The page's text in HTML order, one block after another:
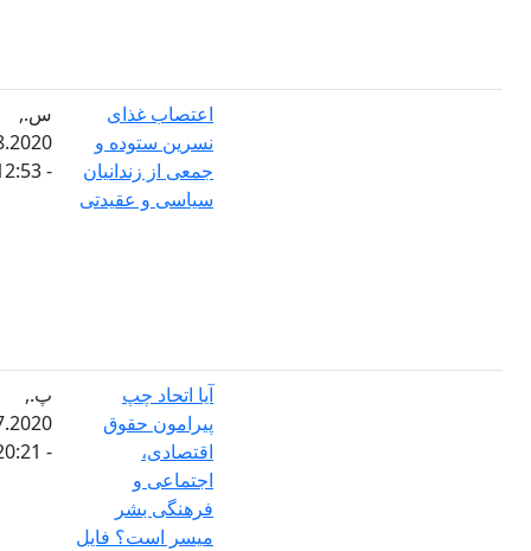
اعتصاب غذای
نسرین ستوده و
جمعی از زندانیان
سیاسی و عقیدتی
18.08.2020
- 12:53
آیا اتحاد چپ
پیرامون حقوق
اقتصادی،
اجتماعی و
فرهنگی بشر
میسر است؟ فایل
09.07.2020